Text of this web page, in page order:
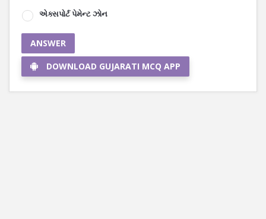
એક્સપોર્ટ પેમેન્ટ ઝોન
ANSWER
DOWNLOAD GUJARATI MCQ APP